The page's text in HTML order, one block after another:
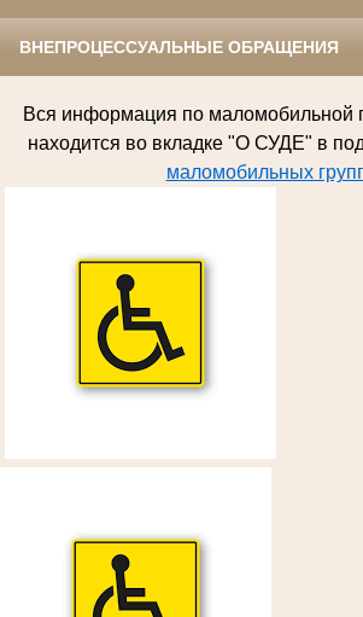
ВНЕПРОЦЕССУАЛЬНЫЕ ОБРАЩЕНИЯ
Вся информация по маломобильной
находится во вкладке "О СУДЕ" в
маломобильных